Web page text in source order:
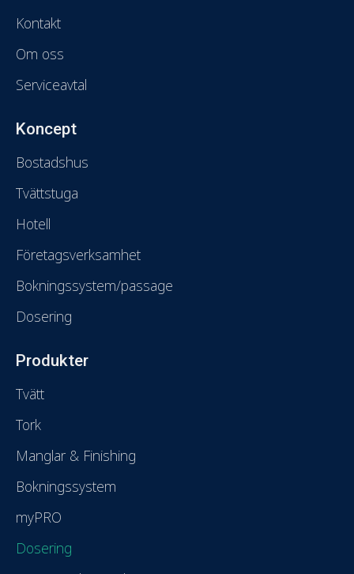
Kontakt
Om oss
Serviceavtal
Koncept
Bostadshus
Tvättstuga
Hotell
Företagsverksamhet
Bokningssystem/passage
Dosering
Produkter
Tvätt
Tork
Manglar & Finishing
Bokningssystem
myPRO
Dosering